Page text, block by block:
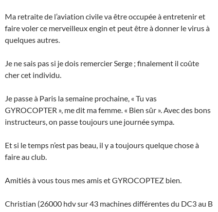
Ma retraite de l’aviation civile va être occupée à entretenir et
faire voler ce merveilleux engin et peut être à donner le virus à
quelques autres.
Je ne sais pas si je dois remercier Serge ; finalement il coûte
cher cet individu.
Je passe à Paris la semaine prochaine, « Tu vas
GYROCOPTER », me dit ma femme. « Bien sûr ». Avec des bons
instructeurs, on passe toujours une journée sympa.
Et si le temps n’est pas beau, il y a toujours quelque chose à
faire au club.
Amitiés à vous tous mes amis et GYROCOPTEZ bien.
Christian (26000 hdv sur 43 machines différentes du DC3 au B